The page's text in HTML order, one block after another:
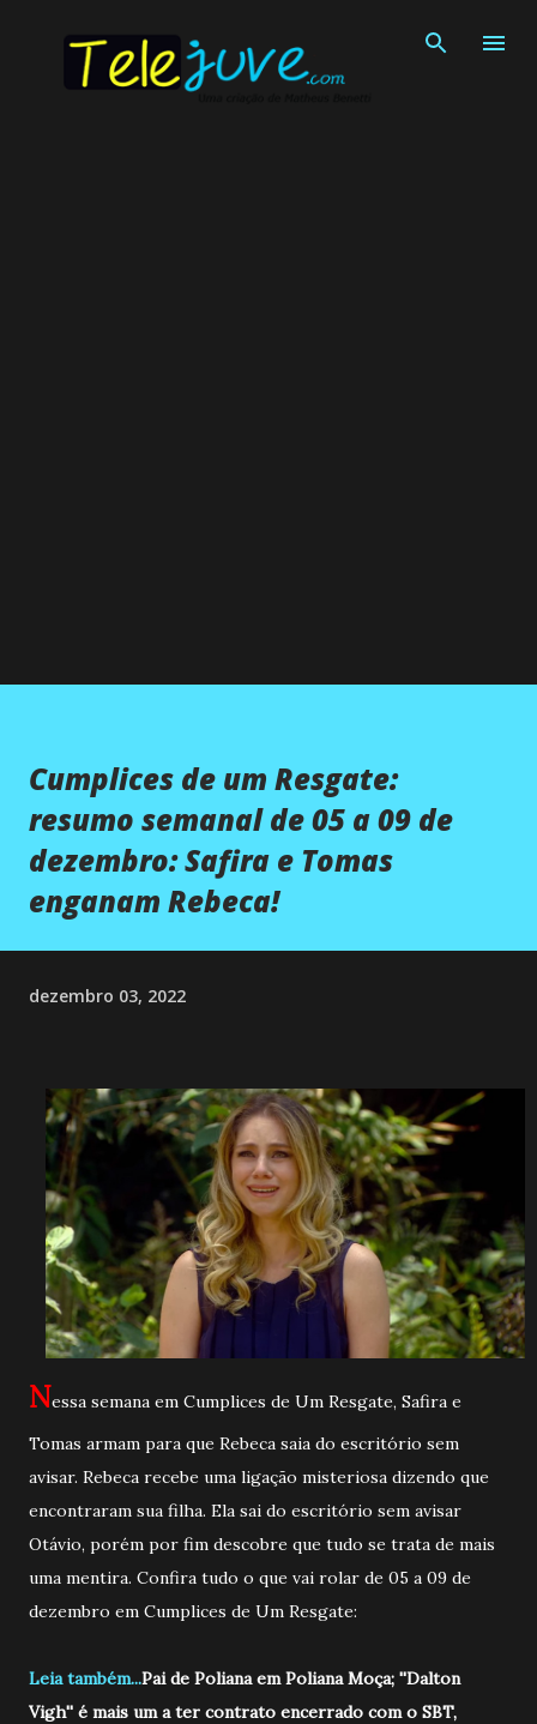
Cumplices de um Resgate:
resumo semanal de 05 a 09 de
dezembro: Safira e Tomas
enganam Rebeca!
dezembro 03, 2022
Nessa semana em Cumplices de Um Resgate, Safira e
Tomas armam para que Rebeca saia do escritório sem
avisar. Rebeca recebe uma ligação misteriosa dizendo que
encontraram sua filha. Ela sai do escritório sem avisar
Otávio, porém por fim descobre que tudo se trata de mais
uma mentira. Confira tudo o que vai rolar de 05 a 09 de
dezembro em Cumplices de Um Resgate:
Leia também...Pai de Poliana em Poliana Moça; ''Dalton
Vigh'' é mais um a ter contrato encerrado com o SBT,